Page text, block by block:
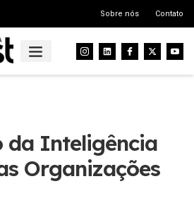
Sobre nós Contato
da Inteligência
Organizações